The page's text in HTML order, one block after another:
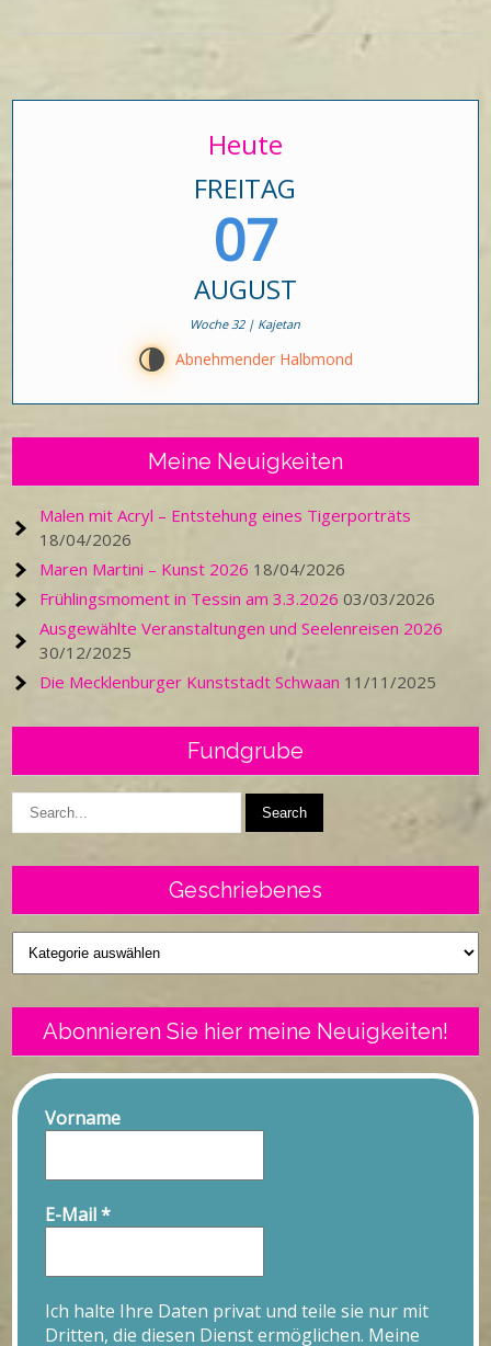
Heute
FREITAG
07
AUGUST
Woche 32 | Kajetan
U Abnehmender Halbmond
Meine Neuigkeiten
Malen mit Acryl – Entstehung eines Tigerporträts
18/04/2026
Maren Martini – Kunst 2026 18/04/2026
Frühlingsmoment in Tessin am 3.3.2026 03/03/2026
Ausgewählte Veranstaltungen und Seelenreisen 2026
30/12/2025
Die Mecklenburger Kunststadt Schwaan 11/11/2025
Fundgrube
Geschriebenes
Geschriebenes
Abonnieren Sie hier meine Neuigkeiten!
Vorname
E-Mail*
Ich halte Ihre Daten privat und teile sie nur mit
Dritten, die diesen Dienst ermöglichen. Meine